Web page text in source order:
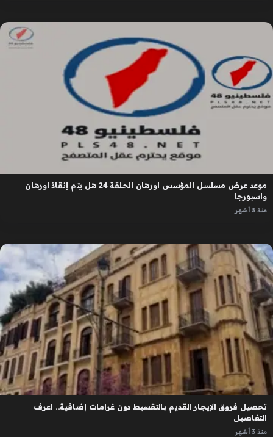
موعد عرض مسلسل المؤسس اورهان الحلقة 24 هل يتم إنقاذ اورهان
واسبورجا
منذ 3 أشهر
تحصيل فروق الإيجار القديم بالتقسيط دون غرامات إضافية.. اعرف
التفاصيل
منذ 3 أشهر